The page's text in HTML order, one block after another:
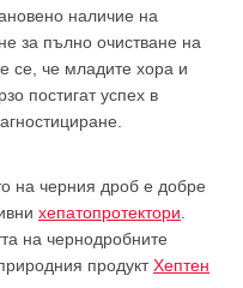
наличие на
за пълно очистване на
се, че младите хора и
постигат успех в
на черния дроб е добре
хепатопротектори
на чернодробните
продуктХептен